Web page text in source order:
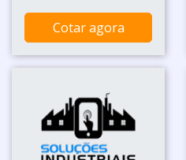
Cotar agora